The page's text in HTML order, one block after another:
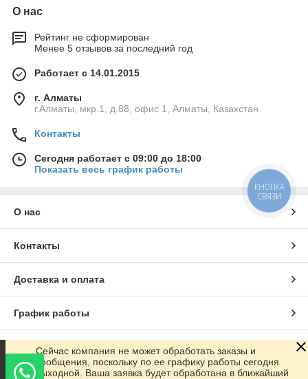
О нас
Рейтинг не сформирован
Менее 5 отзывов за последний год
Работает с 14.01.2015
г. Алматы
г.Алматы, мкр.1, д.88, офис 1, Алматы, Казахстан
Контакты
Сегодня работает с 09:00 до 18:00
Показать весь график работы
О нас
Контакты
Доставка и оплата
График работы
Полная версия сайта
Сейчас компания не может обработать заказы и
сообщения, поскольку по ее графику работы сегодня
выходной. Ваша заявка будет обработана в ближайший
КНОПКА
СВЯЗИ